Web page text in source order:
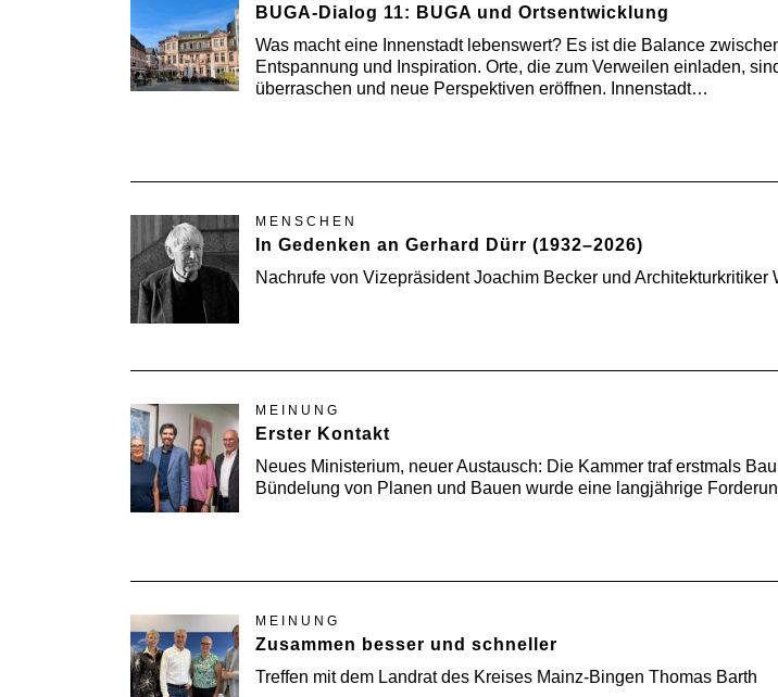
BUGA-Dialog 11: BUGA und Ortsentwicklung
Was macht eine Innenstadt lebenswert? Es ist die Balance
Entspannung und Inspiration. Orte, die zum Verweilen einladen,
überraschen und neue Perspektiven eröffnen. Innenstadt…
MENSCHEN
In Gedenken an Gerhard Dürr (1932–2026)
Nachrufe von Vizepräsident Joachim Becker und Architekturkritiker
MEINUNG
Erster Kontakt
Neues Ministerium, neuer Austausch: Die Kammer traf erstmals
Bündelung von Planen und Bauen wurde eine langjährige
MEINUNG
Zusammen besser und schneller
Treffen mit dem Landrat des Kreises Mainz-Bingen Thomas Barth